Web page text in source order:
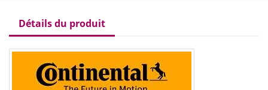
Détails du produit